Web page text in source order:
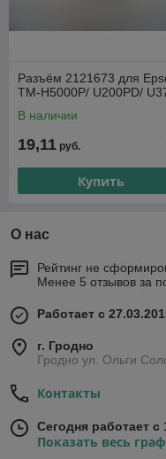
Разъём 2121673 для
TM-H5000P/ U200PD/
В наличии
19,11 руб.
Купить
О нас
Рейтинг не
Менее 5 отзывов за
Работает с
г. Гродно
Гродно ул. Ольги
Контакты
Сегодня работает с
Показать весь